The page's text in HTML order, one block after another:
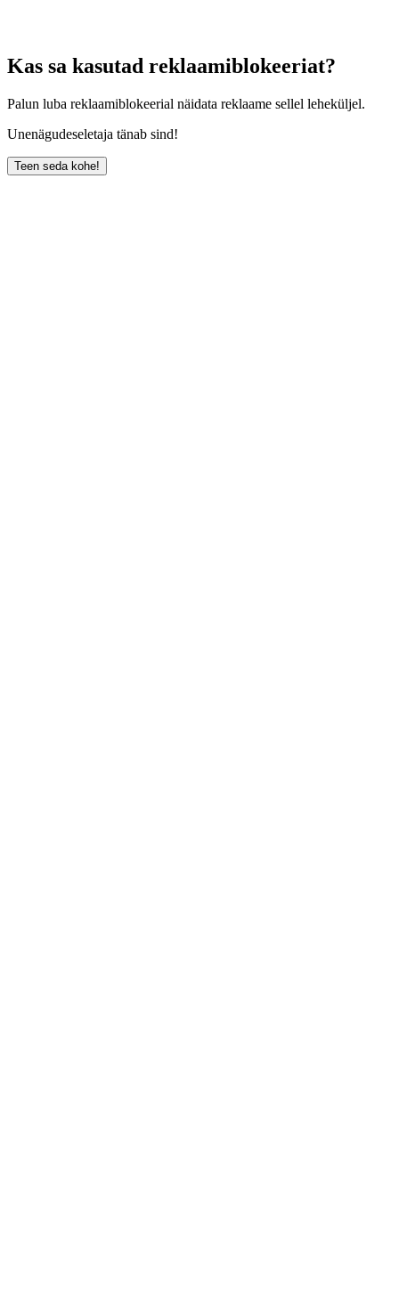
Kas sa kasutad reklaamiblokeeriat?
Palun luba reklaamiblokeerial näidata reklaame sellel leheküljel.
Unenägudeseletaja tänab sind!
Teen seda kohe!